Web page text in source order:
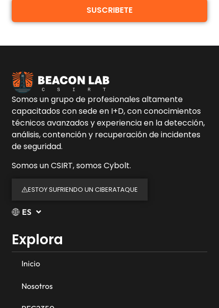
SUSCRIBETE
Somos un grupo de profesionales altamente
capacitados con sede en I+D, con conocimientos
técnicos avanzados y experiencia en la detección,
análisis, contención y recuperación de incidentes
de seguridad.
Somos un CSIRT, somos Cybolt.
ESTOY SUFRIENDO UN CIBERATAQUE
ES
Explora
Inicio
Nosotros